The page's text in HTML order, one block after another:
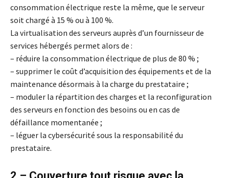
consommation électrique reste la même, que le serveur
soit chargé à 15 % ou à 100 %.
La virtualisation des serveurs auprès d’un fournisseur de
services hébergés permet alors de :
– réduire la consommation électrique de plus de 80 % ;
– supprimer le coût d’acquisition des équipements et de la
maintenance désormais à la charge du prestataire ;
– moduler la répartition des charges et la reconfiguration
des serveurs en fonction des besoins ou en cas de
défaillance momentanée ;
– léguer la cybersécurité sous la responsabilité du
prestataire.